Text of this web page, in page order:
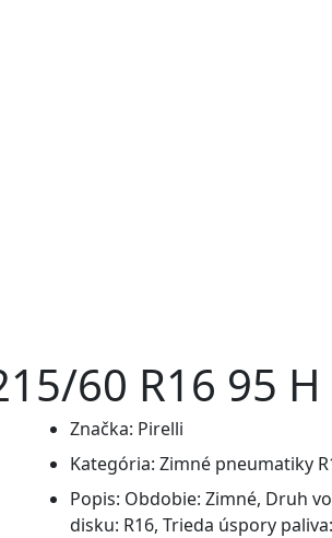
60 R16 95
Značka: Pirelli
Kategória: Zimné pneumatiky
Popis: Obdobie: Zimné, Druh
disku: R16, Trieda úspory